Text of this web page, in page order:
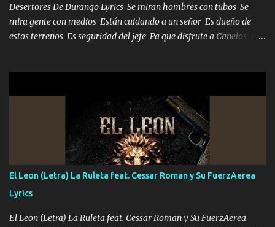
Desertores De Durango Lyrics Se miran hombres con tubos Se
mira gente con medios Están cuidando a un señor Es dueño de
estos terrenos Es seguridad del jefe Pa que disfrute a Canelos Es
ni tampoco las mujeres porque es platica de grandes por eso hay
que estar alegres doy las instrucciones para atender los deberes
Música Si es que salta algún problema de confianza tengo gente
ahí está el Hombre Cuarenta y también Pariente 7 arreglan
cualquier problema no más es cuestión que ordené NOS HACE
FALTA UN HERMANO DE CLAVE ERA EL 24 SIEMPRE FUE UN
HOMBRE VALIENTE POR ALGO M'URIÓ PELEAND0 SIEMPRE
VIO POR LA FAMILIA PARA QUE SIGA EL LEGADO Es el DOS de
los HERMANOS un cerebro inteligente y com...
El Leon (Letra) La Ruleta feat. Cessar Roman y Su FuerzAerea
Lyrics
El Leon (Letra) La Ruleta feat. Cessar Roman y Su FuerzAerea